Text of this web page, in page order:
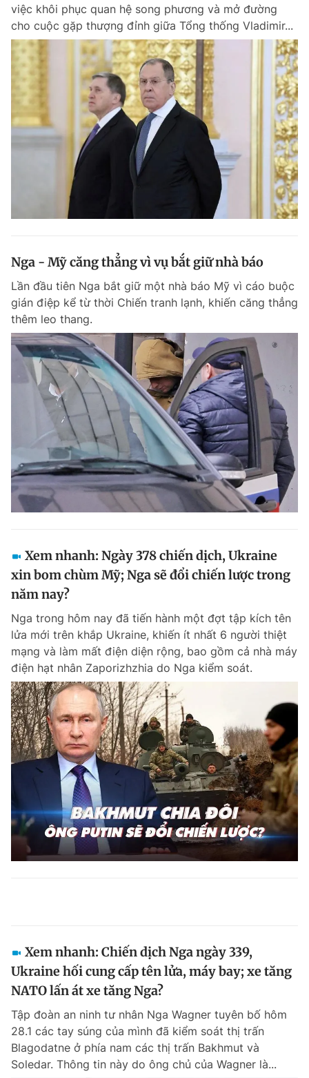
Giấy phép xuất bản số 110/GP - BTTTT cấp ngày 24.3.2020
© 2003-2026 Bản quyền thuộc về Báo Thanh Niên. Cấm sao chép
dưới mọi hình thức nếu không có sự chấp thuận bằng văn bản.
Phát triển bởi ePi Technologies, JSC.
việc khôi phục quan hệ song phương và mở đường
cho cuộc gặp thượng đỉnh giữa Tổng thống Vladimir...
Nga - Mỹ căng thẳng vì vụ bắt giữ nhà báo
Lần đầu tiên Nga bắt giữ một nhà báo Mỹ vì cáo buộc
gián điệp kể từ thời Chiến tranh lạnh, khiến căng thẳng
thêm leo thang.
Xem nhanh: Ngày 378 chiến dịch, Ukraine
xin bom chùm Mỹ; Nga sẽ đổi chiến lược trong
năm nay?
Nga trong hôm nay đã tiến hành một đợt tập kích tên
lửa mới trên khắp Ukraine, khiến ít nhất 6 người thiệt
mạng và làm mất điện diện rộng, bao gồm cả nhà máy
điện hạt nhân Zaporizhzhia do Nga kiểm soát.
Xem nhanh: Chiến dịch Nga ngày 339,
Ukraine hối cung cấp tên lửa, máy bay; xe tăng
NATO lấn át xe tăng Nga?
Tập đoàn an ninh tư nhân Nga Wagner tuyên bố hôm
28.1 các tay súng của mình đã kiểm soát thị trấn
Blagodatne ở phía nam các thị trấn Bakhmut và
Soledar. Thông tin này do ông chủ của Wagner là...